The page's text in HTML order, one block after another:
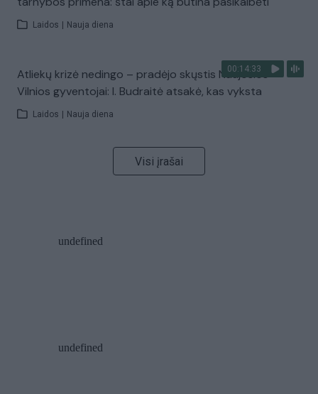
Laidos Nauja diena
00:14:33
Atliekų krizė nedingo – pradėjo skųstis Naujosios
Vilnios gyventojai: I. Budraitė atsakė, kas vyksta
Laidos Nauja diena
Visi įrašai